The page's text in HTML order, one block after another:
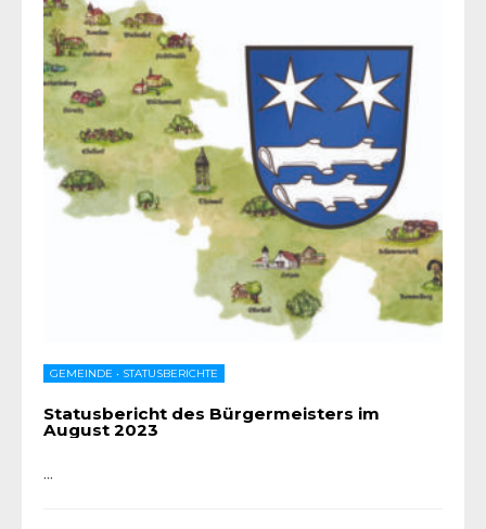
GEMEINDE • STATUSBERICHTE
Statusbericht des Bürgermeisters im
August 2023
...